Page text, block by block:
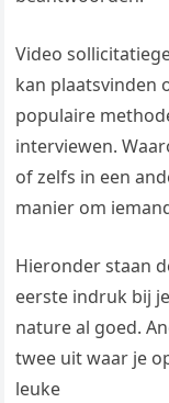
Video
kan plaatsvinden
populaire
interviewen.
of zelfs in een
manier om
Hieronder staan
eerste indruk bij
nature al goed.
twee uit waar je
leuke